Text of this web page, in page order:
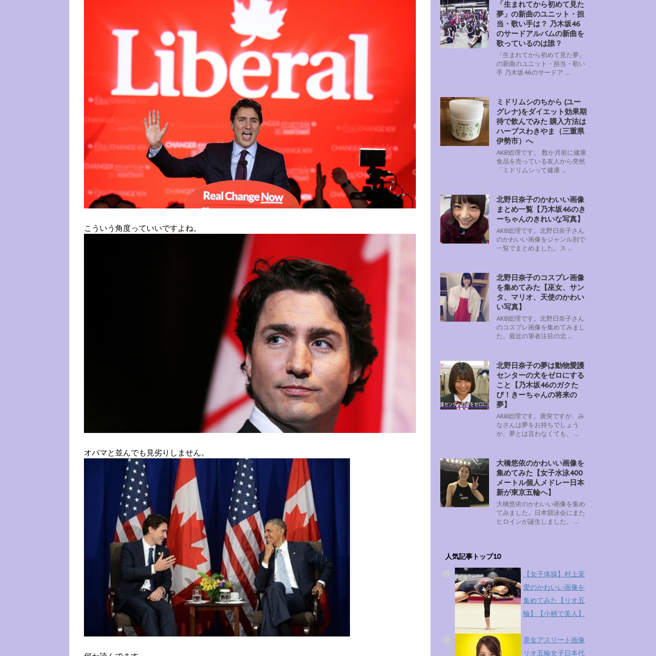
こういう角度っていいですよね。
オバマと並んでも見劣りしません。
「生まれてから初めて見た
夢」の新曲のユニット・担
当・歌い手は？ 乃木坂46
のサードアルバムの新曲を
歌っているのは誰？
「生まれてから初めて見た夢」
の新曲のユニット・担当・歌い
手 乃木坂46のサードア ...
ミドリムシのちから (ユー
グレナ)をダイエット効果期
待で飲んでみた 購入方法は
ハーブスわきやま（三重県
伊勢市）へ
AKB総理です。 数か月前に健康
食品を売っている友人から突然
「ミドリムシって健康 ...
北野日奈子のかわいい画像
まとめ一覧【乃木坂46のき
ーちゃんのきれいな写真】
AKB総理です。北野日奈子さん
のかわいい画像をジャンル別で
一覧でまとめました。ス ...
北野日奈子のコスプレ画像
を集めてみた【巫女、サン
タ、マリオ、天使のかわい
い写真】
AKB総理です。北野日奈子さん
のコスプレ画像を集めてみまし
た。最近の筆者注目の北 ...
北野日奈子の夢は動物愛護
センターの犬をゼロにする
こと【乃木坂46のガクた
び！きーちゃんの将来の
夢】
AKB総理です。唐突ですが、み
なさんは夢をお持ちでしょう
か。夢とは言わなくても、 ...
大橋悠依のかわいい画像を
集めてみた【女子水泳400
メートル個人メドレー日本
新が東京五輪へ】
大橋悠依のかわいい画像を集め
てみました。日本競泳会にまた
ヒロインが誕生しました。 ...
人気記事トップ10
【女子体操】村上茉
愛のかわいい画像を
集めてみた【リオ五
輪】【小柄で美人】
美女アスリート画像
リオ五輪女子日本代